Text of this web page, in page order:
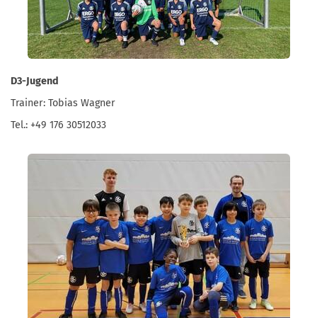
D3-Jugend
Trainer: Tobias Wagner
Tel.: +49 176 30512033